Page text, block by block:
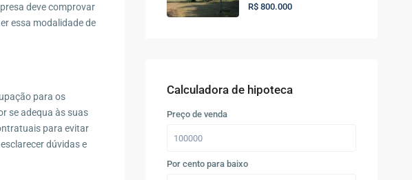
deve comprovar
essa modalidade de
para os
se adequa às suas
para evitar
dúvidas e
R$ 800.000
Calculadora de hipoteca
Preço de venda
Por cento para baixo